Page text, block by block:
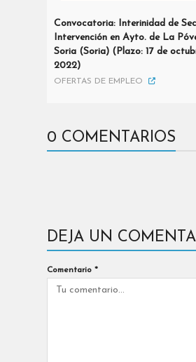
Convocatoria: Interinidad de
Intervención en Ayto. de La
Soria (Soria) (Plazo: 17 de
2022)
OFERTAS DE EMPLEO
0 COMENTARIOS
DEJA UN
Comentario *